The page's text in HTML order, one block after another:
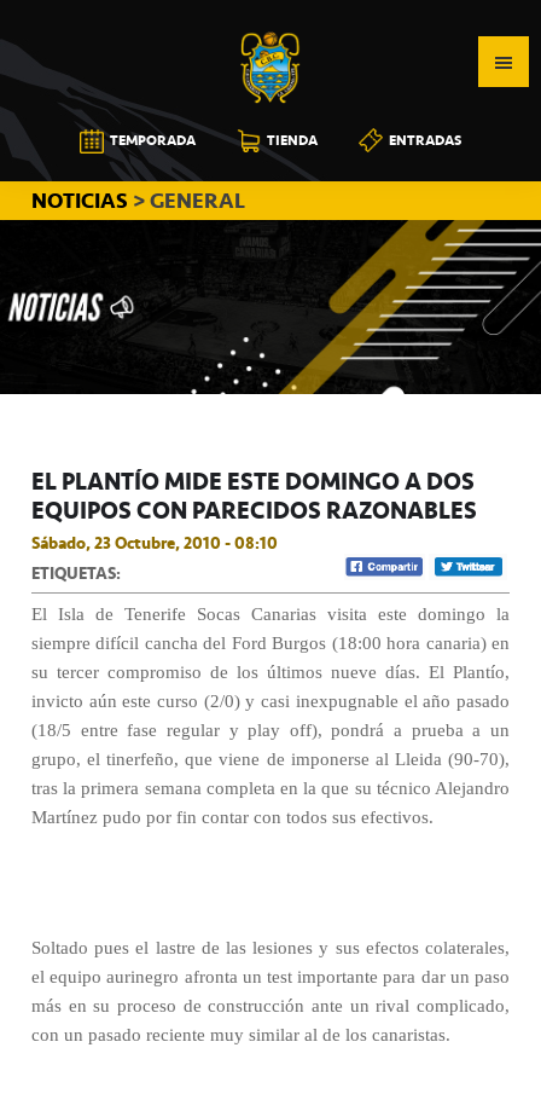
a
la
navegación
principal
al
contenido
principal
a
la
barra
lateral
principal
CB
CANARIAS
TEMPORADA TIENDA ENTRADAS
NOTICIAS > GENERAL
EL PLANTÍO MIDE ESTE DOMINGO A DOS
EQUIPOS CON PARECIDOS RAZONABLES
Sábado, 23 Octubre, 2010 - 08:10
ETIQUETAS:
El Isla de Tenerife Socas Canarias visita este domingo la
siempre difícil cancha del Ford Burgos (18:00 hora canaria) en
su tercer compromiso de los últimos nueve días. El Plantío,
invicto aún este curso (2/0) y casi inexpugnable el año pasado
(18/5 entre fase regular y play off), pondrá a prueba a un
grupo, el tinerfeño, que viene de imponerse al Lleida (90-70),
tras la primera semana completa en la que su técnico Alejandro
Martínez pudo por fin contar con todos sus efectivos.
Soltado pues el lastre de las lesiones y sus efectos colaterales,
el equipo aurinegro afronta un test importante para dar un paso
más en su proceso de construcción ante un rival complicado,
con un pasado reciente muy similar al de los canaristas.